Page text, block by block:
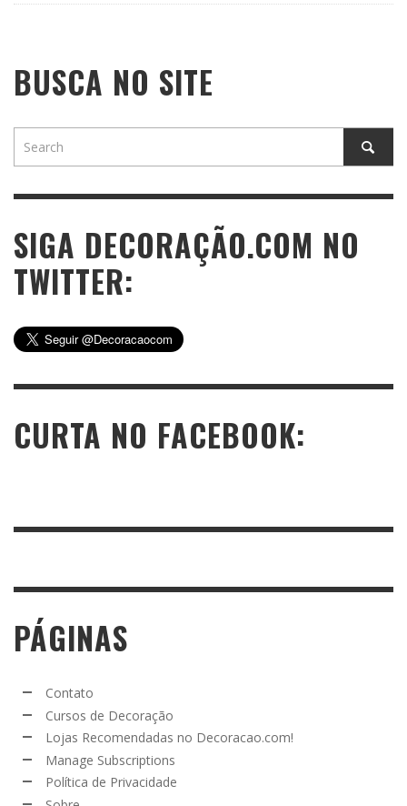
BUSCA NO SITE
SIGA DECORAÇÃO.COM NO
TWITTER:
CURTA NO FACEBOOK:
PÁGINAS
Contato
Cursos de Decoração
Lojas Recomendadas no Decoracao.com!
Manage Subscriptions
Política de Privacidade